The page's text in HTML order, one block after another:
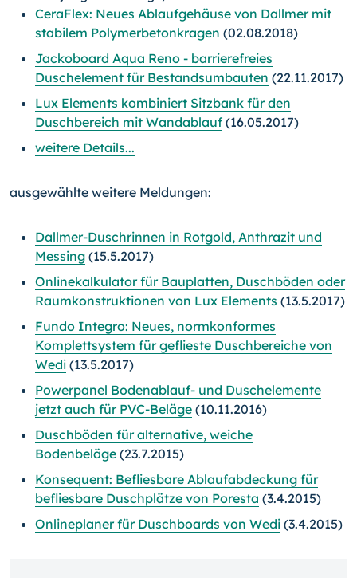
CeraFlex: Neues Ablaufgehäuse von Dallmer mit
stabilem Polymerbetonkragen (02.08.2018)
Jackoboard Aqua Reno - barrierefreies
Duschelement für Bestandsumbauten (22.11.2017)
Lux Elements kombiniert Sitzbank für den
Duschbereich mit Wandablauf (16.05.2017)
weitere Details...
ausgewählte weitere Meldungen:
Dallmer-Duschrinnen in Rotgold, Anthrazit und
Messing (15.5.2017)
Onlinekalkulator für Bauplatten, Duschböden oder
Raumkonstruktionen von Lux Elements (13.5.2017)
Fundo Integro: Neues, normkonformes
Komplettsystem für geflieste Duschbereiche von
Wedi (13.5.2017)
Powerpanel Bodenablauf- und Duschelemente
jetzt auch für PVC-Beläge (10.11.2016)
Duschböden für alternative, weiche
Bodenbeläge (23.7.2015)
Konsequent: Befliesbare Ablaufabdeckung für
befliesbare Duschplätze von Poresta (3.4.2015)
Onlineplaner für Duschboards von Wedi (3.4.2015)